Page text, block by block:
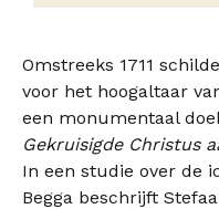
Omstreeks 1711
voor het hoogaltaar
een monumentaal
Gekruisigde Christus
In een studie over de
Begga beschrijft